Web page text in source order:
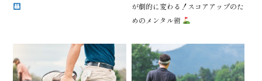
が劇的に変わる！スコアアップのた
めのメンタル術